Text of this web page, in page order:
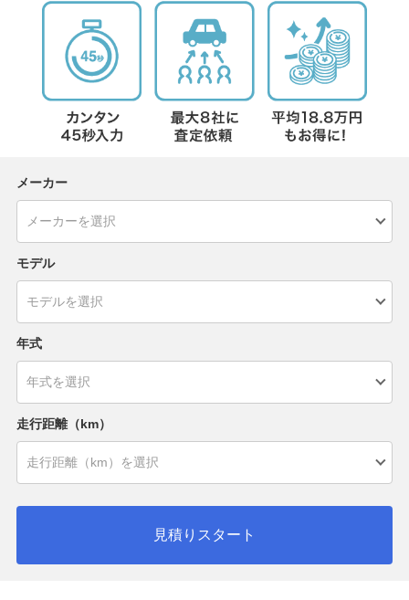
メーカー
モデル
年式
走行距離（km）
見積りスタート